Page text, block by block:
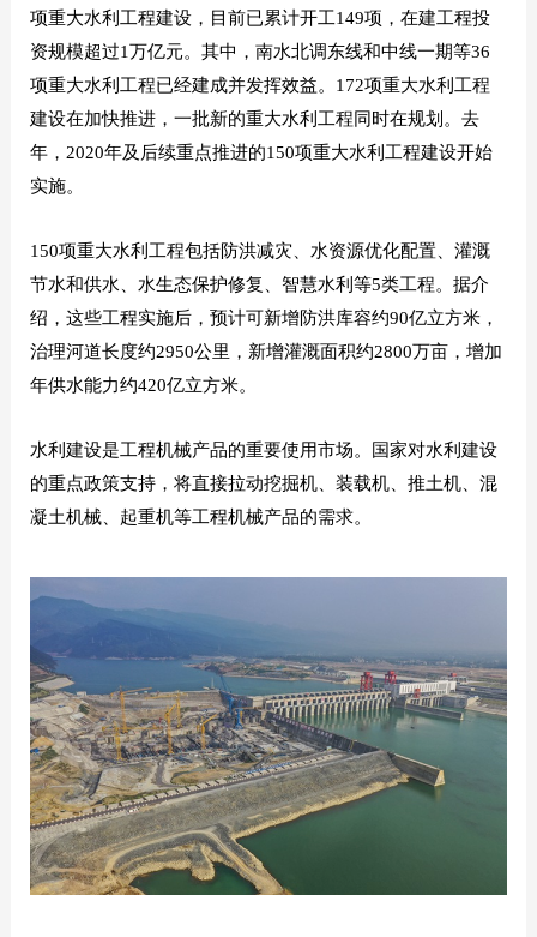
项重大水利工程建设，目前已累计开工149项，在建工程投
资规模超过1万亿元。其中，南水北调东线和中线一期等36
项重大水利工程已经建成并发挥效益。172项重大水利工程
建设在加快推进，一批新的重大水利工程同时在规划。去
年，2020年及后续重点推进的150项重大水利工程建设开始
实施。
150项重大水利工程包括防洪减灾、水资源优化配置、灌溉
节水和供水、水生态保护修复、智慧水利等5类工程。据介
绍，这些工程实施后，预计可新增防洪库容约90亿立方米，
治理河道长度约2950公里，新增灌溉面积约2800万亩，增加
年供水能力约420亿立方米。
水利建设是工程机械产品的重要使用市场。国家对水利建设
的重点政策支持，将直接拉动挖掘机、装载机、推土机、混
凝土机械、起重机等工程机械产品的需求。